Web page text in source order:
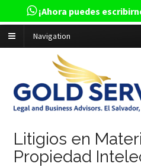
Navigation
Litigios en
Propiedad
¡Ahora puedes